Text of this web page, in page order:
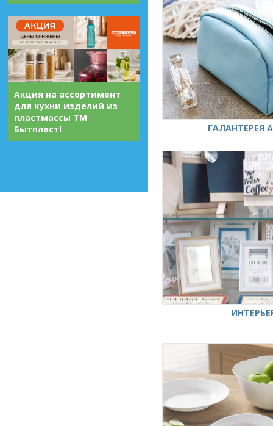
Акция на ассортимент
для кухни изделий из
пластмассы ТМ
Бытпласт!
ГАЛАНТЕРЕЯ